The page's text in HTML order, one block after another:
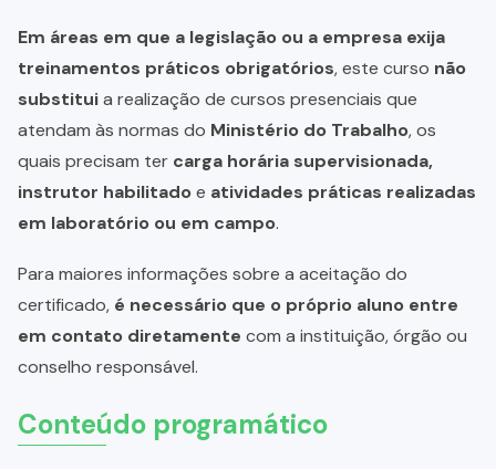
Em áreas em que a legislação ou a empresa exija
treinamentos práticos obrigatórios, este curso não
substituia realização de cursos presenciais que
atendam às normas do Ministério do Trabalho, os
quais precisam ter carga horária supervisionada,
instrutor habilitadoe atividades práticas realizadas
em laboratório ou em campo.
Para maiores informações sobre a aceitação do
certificado, é necessário que o próprio aluno entre
em contato diretamente com a instituição, órgão ou
conselho responsável.
Conteúdo programático